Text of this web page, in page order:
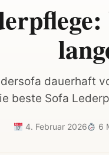
dauerhaft
beste Sofa
4. Februar 2026 6